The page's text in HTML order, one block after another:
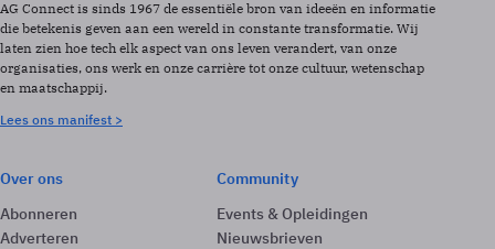
AG Connect is sinds 1967 de essentiële bron van ideeën en informatie
die betekenis geven aan een wereld in constante transformatie. Wij
laten zien hoe tech elk aspect van ons leven verandert, van onze
organisaties, ons werk en onze carrière tot onze cultuur, wetenschap
en maatschappij.
Lees ons manifest >
Over ons
Abonneren
Adverteren
Community
Events & Opleidingen
Nieuwsbrieven